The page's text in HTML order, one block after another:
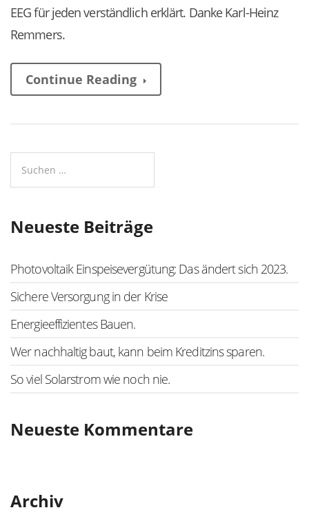
EEG für jeden verständlich erklärt. Danke Karl-Heinz
Remmers.
Continue Reading
Neueste Beiträge
Photovoltaik Einspeisevergütung: Das ändert sich 2023.
Sichere Versorgung in der Krise
Energieeffizientes Bauen.
Wer nachhaltig baut, kann beim Kreditzins sparen.
So viel Solarstrom wie noch nie.
Neueste Kommentare
Archiv